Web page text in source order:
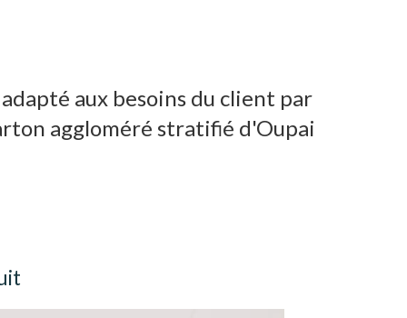
adapté aux besoins du client par
aggloméré stratifié d'Oupai